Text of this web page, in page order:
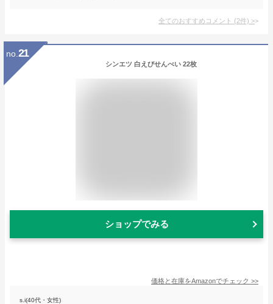
全てのおすすめコメント (2件) >
no. 21
シンエツ 白えびせんべい 22枚
ショップでみる
価格と在庫をAmazonでチェック >>
s.i(40代・女性)